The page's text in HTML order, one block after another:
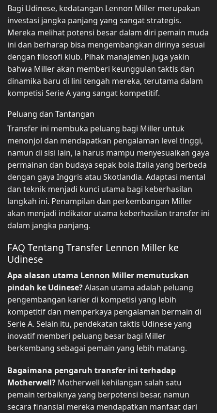
Bagi Udinese, kedatangan Lennon Miller merupakan
investasi jangka panjang yang sangat strategis.
Mereka melihat potensi besar dalam diri pemain muda
ini dan berharap bisa mengembangkan dirinya sesuai
dengan filosofi klub. Pihak manajemen juga yakin
bahwa Miller akan memberi keunggulan taktis dan
dinamika baru di lini tengah mereka, terutama dalam
kompetisi Serie A yang sangat kompetitif.
Peluang dan Tantangan
Transfer ini membuka peluang bagi Miller untuk
menonjol dan mendapatkan pengalaman level tinggi,
namun di sisi lain, ia harus mampu menyesuaikan gaya
permainan dan budaya sepak bola Italia yang berbeda
dengan gaya Inggris atau Skotlandia. Adaptasi mental
dan teknik menjadi kunci utama bagi keberhasilan
langkah ini. Penampilan dan perkembangan Miller
akan menjadi indikator utama keberhasilan transfer ini
dalam jangka panjang.
FAQ Tentang Transfer Lennon Miller ke
Udinese
Apa alasan utama Lennon Miller memutuskan
pindah ke Udinese?Alasan utama adalah peluang
pengembangan karier di kompetisi yang lebih
kompetitif dan memperkaya pengalaman bermain di
Serie A. Selain itu, pendekatan taktis Udinese yang
inovatif memberi peluang besar bagi Miller
berkembang sebagai pemain yang lebih matang.
Bagaimana pengaruh transfer ini terhadap
Motherwell? Motherwell kehilangan salah satu
pemain terbaiknya yang berpotensi besar, namun
secara finansial mereka mendapatkan manfaat dari